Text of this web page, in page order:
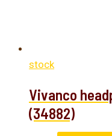
stock
Vivanco
(34882)